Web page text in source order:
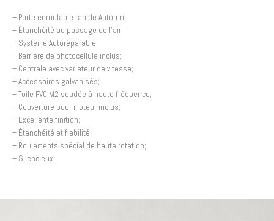
– Porte enroulable rapide Autorun;
– Étanchéité au passage de l’air;
– Systéme Autoréparable;
– Barrière de photocellule inclus;
– Centrale avec variateur de vitesse;
– Accessoires galvanisés;
– Toile PVC M2 soudée à haute fréquence;
– Couverture pour moteur inclus;
– Excellente finition;
– Étanchéité et fiabilité;
– Roulements spécial de haute rotation;
– Silencieux.